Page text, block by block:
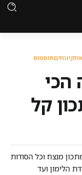
קינוחיםתוספות
הכי
קל
מנצח וכל הסודות
הלימון ועד